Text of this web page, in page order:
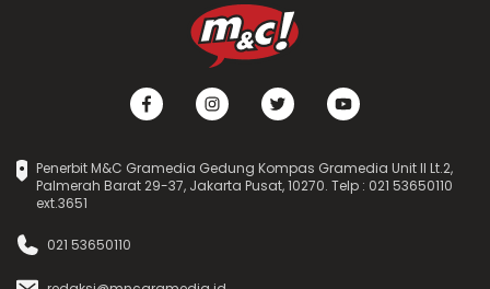
Penerbit M&C Gramedia Gedung Kompas Gramedia Unit II Lt.2,
Palmerah Barat 29-37, Jakarta Pusat, 10270. Telp : 021 53650110
ext.3651
021 53650110